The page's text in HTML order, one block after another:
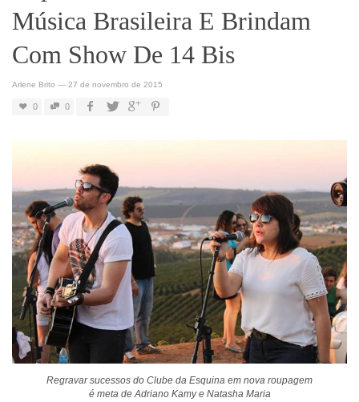
Música Brasileira E Brindam
Com Show De 14 Bis
Arlene Brito — 27 de novembro de 2015
0 0
Regravar sucessos do Clube da Esquina em nova roupagem
é meta de Adriano Kamy e Natasha Maria